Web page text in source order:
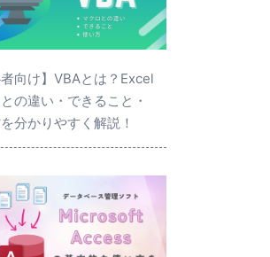
者向け】VBAとは？Excel
の違い・できること・
分かりやすく解説！